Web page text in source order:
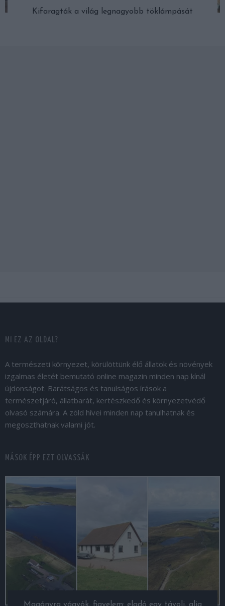
Kifaragták a világ legnagyobb töklámpását
MI EZ AZ OLDAL?
A természeti környezet, körülöttünk élő állatok és növények
izgalmas életét bemutató online magazin minden nap kínál
újdonságot. Barátságos és tanulságos írások a
természetjáró, állatbarát, kertészkedő és környezetvédő
olvasó számára. A zöld hívei minden nap tanulhatnak és
megoszthatnak valami jót.
MÁSOK ÉPP EZT OLVASSÁK